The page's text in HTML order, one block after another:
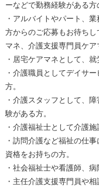
ーなどで勤務経験がある
・アルバイトやパート、
方からのご応募もお待ち
マネ、介護支援専門員ケア
・居宅ケアマネとして、
・介護職員としてデイサ
方。
・介護スタッフとして、
験がある方。
・介護福祉士として介護
・訪問介護など福祉の仕
資格をお持ちの方。
・社会福祉士や看護師、
・主任介護支援専門員や